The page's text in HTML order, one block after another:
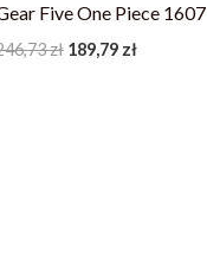
Five One Piece 1607
zł 189,79 zł